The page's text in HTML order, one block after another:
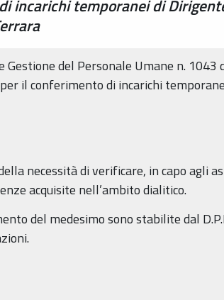
incarichi temporanei di
del Personale Umane n.
il conferimento di incarichi
necessità di verificare, in capo agli
acquisite nell’ambito dialitico.
del medesimo sono stabilite dal